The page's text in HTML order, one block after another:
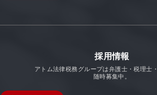
採用情報
アトム法律税務グループは弁護士・税理士
随時募集中。